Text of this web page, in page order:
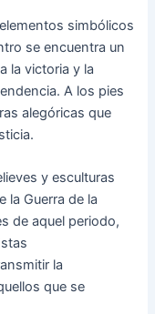
simbólicos
se encuentra un
la victoria y la
A los pies
alegóricas que
y esculturas
la Guerra de la
de aquel periodo,
la
que se